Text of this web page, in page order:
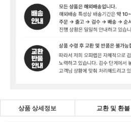
상품 상세정보 교환 및 환불